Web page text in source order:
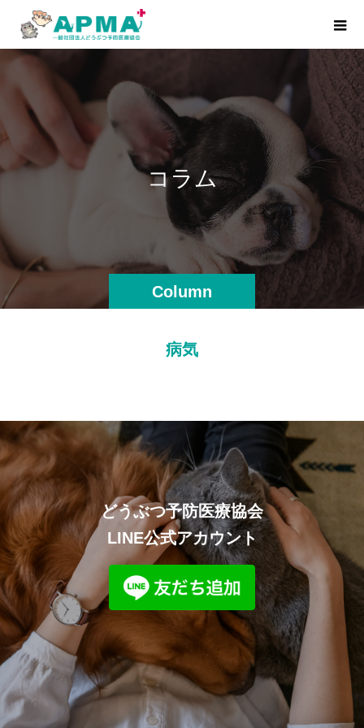
Column
コラム
病気
どうぶつ予防医療協会
LINE公式アカウント